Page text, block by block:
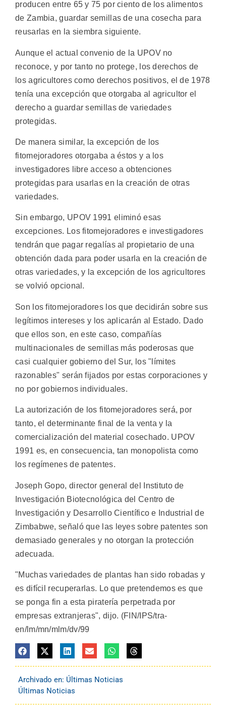
producen entre 65 y 75 por ciento de los alimentos
de Zambia, guardar semillas de una cosecha para
reusarlas en la siembra siguiente.
Aunque el actual convenio de la UPOV no
reconoce, y por tanto no protege, los derechos de
los agricultores como derechos positivos, el de 1978
tenía una excepción que otorgaba al agricultor el
derecho a guardar semillas de variedades
protegidas.
De manera similar, la excepción de los
fitomejoradores otorgaba a éstos y a los
investigadores libre acceso a obtenciones
protegidas para usarlas en la creación de otras
variedades.
Sin embargo, UPOV 1991 eliminó esas
excepciones. Los fitomejoradores e investigadores
tendrán que pagar regalías al propietario de una
obtención dada para poder usarla en la creación de
otras variedades, y la excepción de los agricultores
se volvió opcional.
Son los fitomejoradores los que decidirán sobre sus
legítimos intereses y los aplicarán al Estado. Dado
que ellos son, en este caso, compañías
multinacionales de semillas más poderosas que
casi cualquier gobierno del Sur, los "límites
razonables" serán fijados por estas corporaciones y
no por gobiernos individuales.
La autorización de los fitomejoradores será, por
tanto, el determinante final de la venta y la
comercialización del material cosechado. UPOV
1991 es, en consecuencia, tan monopolista como
los regímenes de patentes.
Joseph Gopo, director general del Instituto de
Investigación Biotecnológica del Centro de
Investigación y Desarrollo Científico e Industrial de
Zimbabwe, señaló que las leyes sobre patentes son
demasiado generales y no otorgan la protección
adecuada.
"Muchas variedades de plantas han sido robadas y
es difícil recuperarlas. Lo que pretendemos es que
se ponga fin a esta piratería perpetrada por
empresas extranjeras", dijo. (FIN/IPS/tra-
en/lm/mn/mlm/dv/99
Archivado en: Últimas Noticias
Últimas Noticias